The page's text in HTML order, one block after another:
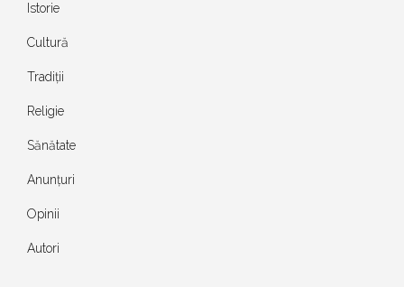
Istorie
Cultură
Tradiții
Religie
Sănătate
Anunțuri
Opinii
Autori